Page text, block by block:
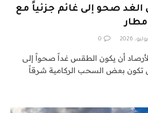
صحو إلى غائم جزئياً مع
0
أن يكون الطقس غداً صحواً إلى
تكون بعض السحب الركامية شرقاً